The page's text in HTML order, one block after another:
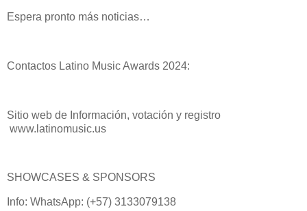
Espera pronto más noticias…
Contactos Latino Music Awards 2024:
Sitio web de Información, votación y registro
www.latinomusic.us
SHOWCASES & SPONSORS
Info: WhatsApp: (+57) 3133079138